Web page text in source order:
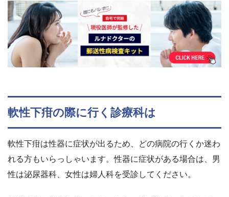
軟性下疳の際に行く診療科は
軟性下疳は性器に症状が出るため、どの病院の行くか迷わ
れる方もいらっしゃいます。性器に症状がある場合は、男
性は泌尿器科、女性は婦人科を受診してください。